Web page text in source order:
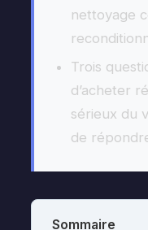
nettoyage
Trois
d’acheter
sérieux du
de
Sommaire